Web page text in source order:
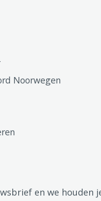
Noorwegen
en we houden